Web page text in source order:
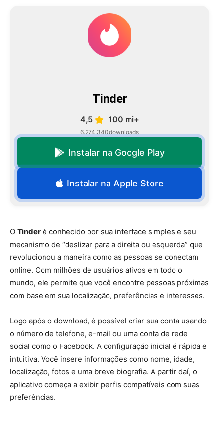
Tinder
4,5
6.274.340
100 mi+
downloads
Instalar na Google Play
Instalar na Apple Store
O Tinder é conhecido por sua interface simples e seu
mecanismo de “deslizar para a direita ou esquerda” que
revolucionou a maneira como as pessoas se conectam
online. Com milhões de usuários ativos em todo o
mundo, ele permite que você encontre pessoas próximas
com base em sua localização, preferências e interesses.
Logo após o download, é possível criar sua conta usando
o número de telefone, e-mail ou uma conta de rede
social como o Facebook. A configuração inicial é rápida e
intuitiva. Você insere informações como nome, idade,
localização, fotos e uma breve biografia. A partir daí, o
aplicativo começa a exibir perfis compatíveis com suas
preferências.